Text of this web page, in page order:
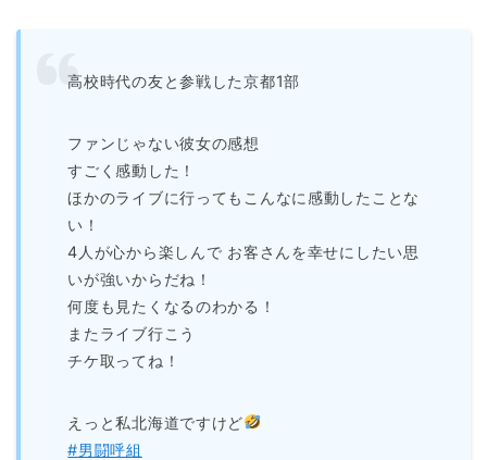
高校時代の友と参戦した京都1部
ファンじゃない彼女の感想
すごく感動した！
ほかのライブに行ってもこんなに感動したことな
い！
4人が心から楽しんで お客さんを幸せにしたい思
いが強いからだね！
何度も見たくなるのわかる！
またライブ行こう
チケ取ってね！
えっと私北海道ですけど
#男闘呼組